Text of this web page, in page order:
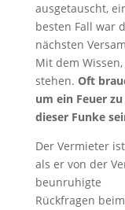
ausgetauscht,
besten Fall war
nächsten
Mit dem
stehen. Oft
um ein Feuer
dieser Funke
Der Vermieter
als er von der
beunruhigte
Rückfragen